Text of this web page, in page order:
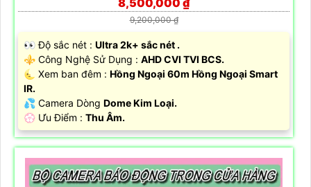
8,500,000 ₫
9,200,000 ₫
️👀 Độ sắc nét : Ultra 2k+ sắc nét .
⚜️ Công Nghệ Sử Dụng : AHD CVI TVI BCS.
🌜 Xem ban đêm : Hồng Ngoại 60m Hồng Ngoại Smart
IR.
💦 Camera Dòng Dome Kim Loại.
️💮 Ưu Điểm : Thu Âm.